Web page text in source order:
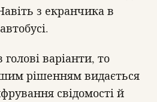
з екранчика в
варіанти, то
рішенням видається
свідомості й